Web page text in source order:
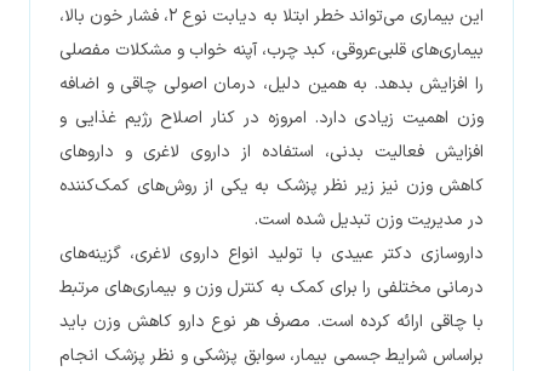
این بیماری می‌تواند خطر ابتلا به دیابت نوع ۲، فشار خون بالا،
بیماری‌های قلبی‌عروقی، کبد چرب، آپنه خواب و مشکلات مفصلی
را افزایش بدهد. به همین دلیل، درمان اصولی چاقی و اضافه
وزن اهمیت زیادی دارد. امروزه در کنار اصلاح رژیم غذایی و
افزایش فعالیت بدنی، استفاده از داروی لاغری و داروهای
کاهش وزن نیز زیر نظر پزشک به یکی از روش‌های کمک‌کننده
در مدیریت وزن تبدیل شده است.
داروسازی دکتر عبیدی با تولید انواع داروی لاغری، گزینه‌های
درمانی مختلفی را برای کمک به کنترل وزن و بیماری‌های مرتبط
با چاقی ارائه کرده است. مصرف هر نوع دارو کاهش وزن باید
براساس شرایط جسمی بیمار، سوابق پزشکی و نظر پزشک انجام